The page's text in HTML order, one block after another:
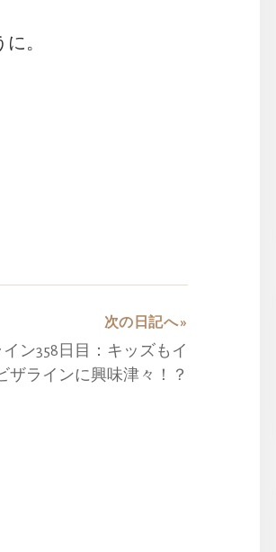
。
次の日記へ »
ン358日目：キッズもイ
ザラインに興味津々！？